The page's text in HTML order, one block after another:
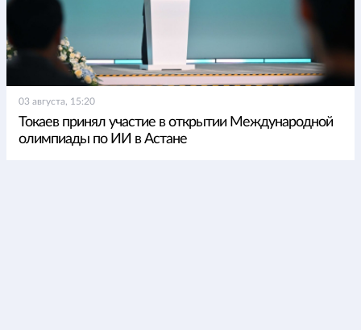
03 августа, 15:20
Токаев принял участие в открытии Международной
олимпиады по ИИ в Астане